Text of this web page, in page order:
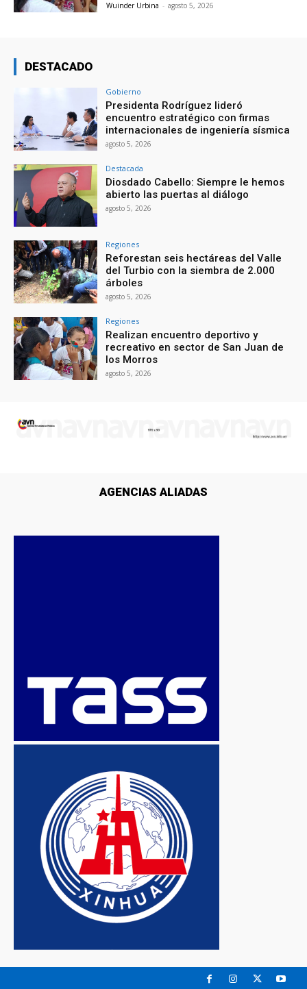
Wuinder Urbina - agosto 5, 2026
DESTACADO
Gobierno
Presidenta Rodríguez lideró
encuentro estratégico con firmas
internacionales de ingeniería sísmica
agosto 5, 2026
Destacada
Diosdado Cabello: Siempre le hemos
abierto las puertas al diálogo
agosto 5, 2026
Regiones
Reforestan seis hectáreas del Valle
del Turbio con la siembra de 2.000
árboles
agosto 5, 2026
Regiones
Realizan encuentro deportivo y
recreativo en sector de San Juan de
los Morros
agosto 5, 2026
AGENCIAS ALIADAS